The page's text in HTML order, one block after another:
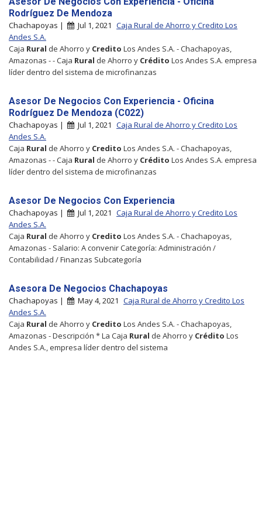
Rodríguez De Mendoza
Chachapoyas | Jul 1, 2021 Caja Rural de Ahorro y Credito Los
Andes S.A.
Caja Rural de Ahorro y Credito Los Andes S.A. - Chachapoyas,
Amazonas - - Caja Rural de Ahorro y Crédito Los Andes S.A. empresa
líder dentro del sistema de microfinanzas
Asesor De Negocios Con Experiencia - Oficina
Rodríguez De Mendoza (C022)
Chachapoyas | Jul 1, 2021 Caja Rural de Ahorro y Credito Los
Andes S.A.
Caja Rural de Ahorro y Credito Los Andes S.A. - Chachapoyas,
Amazonas - - Caja Rural de Ahorro y Crédito Los Andes S.A. empresa
líder dentro del sistema de microfinanzas
Asesor De Negocios Con Experiencia
Chachapoyas | Jul 1, 2021 Caja Rural de Ahorro y Credito Los
Andes S.A.
Caja Rural de Ahorro y Credito Los Andes S.A. - Chachapoyas,
Amazonas - Salario: A convenir Categoría: Administración /
Contabilidad / Finanzas Subcategoría
Asesora De Negocios Chachapoyas
Chachapoyas | May 4, 2021 Caja Rural de Ahorro y Credito Los
Andes S.A.
Caja Rural de Ahorro y Credito Los Andes S.A. - Chachapoyas,
Amazonas - Descripción * La Caja Rural de Ahorro y Crédito Los
Andes S.A., empresa líder dentro del sistema